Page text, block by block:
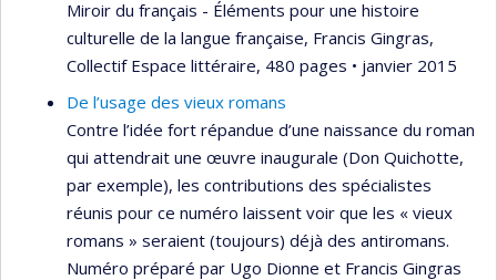
Miroir du français - Éléments pour une histoire
culturelle de la langue française, Francis Gingras,
Collectif Espace littéraire, 480 pages • janvier 2015
De l’usage des vieux romans
Contre l’idée fort répandue d’une naissance du roman
qui attendrait une œuvre inaugurale (Don Quichotte,
par exemple), les contributions des spécialistes
réunis pour ce numéro laissent voir que les « vieux
romans » seraient (toujours) déjà des antiromans.
Numéro préparé par Ugo Dionne et Francis Gingras